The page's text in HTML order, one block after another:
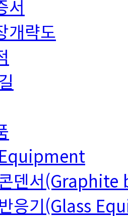
서
개략도
덴서
응기(Glass